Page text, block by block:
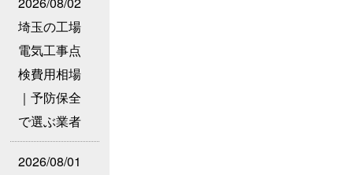
埼玉の工場
電気工事点
検費用相場
｜予防保全
で選ぶ業者
2026/08/01